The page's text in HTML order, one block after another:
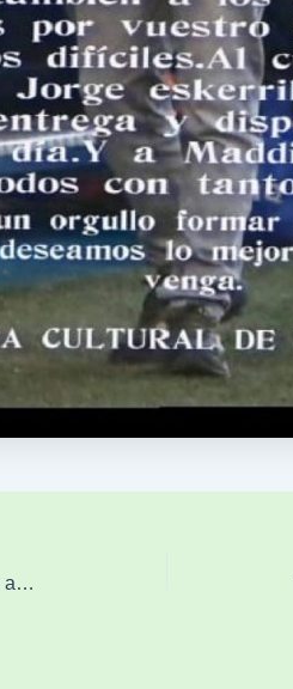
Astearte hodeitsua goizean eta eguzkitsua arratsaldean